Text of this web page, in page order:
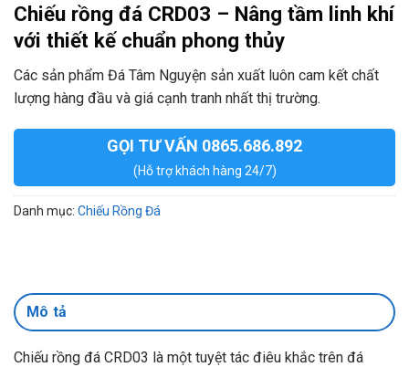
Chiếu rồng đá CRD03 – Nâng tầm linh khí
với thiết kế chuẩn phong thủy
Các sản phẩm Đá Tâm Nguyện sản xuất luôn cam kết chất
lượng hàng đầu và giá cạnh tranh nhất thị trường.
GỌI TƯ VẤN 0865.686.892
(Hỗ trợ khách hàng 24/7)
Danh mục: Chiếu Rồng Đá
Mô tả
Chiếu rồng đá CRD03 là một tuyệt tác điêu khắc trên đá